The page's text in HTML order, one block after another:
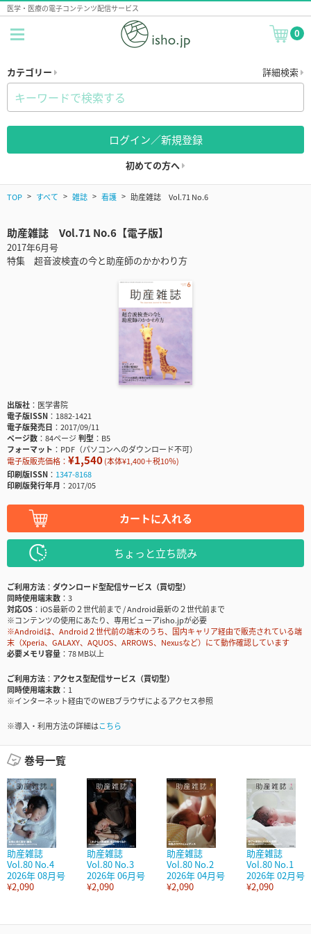
医学・医療の電子コンテンツ配信サービス
0
カテゴリー 詳細検索
ログイン／新規登録
初めての方へ
TOP すべて 雑誌 看護 助産雑誌 Vol.71 No.6
助産雑誌 Vol.71 No.6【電子版】
2017年6月号
特集 超音波検査の今と助産師のかかわり方
出版社
医学書院
電子版ISSN
1882-1421
電子版発売日
2017/09/11
ページ数
84ページ判型
B5
フォーマット
PDF（パソコンへのダウンロード不可）
電子版販売価格： ¥1,540(本体¥1,400＋税10％)
印刷版ISSN
1347-8168
印刷版発行年月
2017/05
カートに入れる
ちょっと立ち読み
ご利用方法
ダウンロード型配信サービス（買切型）
同時使用端末数
3
対応OS
iOS最新の２世代前まで / Android最新の２世代前まで
※コンテンツの使用にあたり、専用ビューアisho.jpが必要
※Androidは、Android２世代前の端末のうち、国内キャリア経由で販売されている端
末（Xperia、GALAXY、AQUOS、ARROWS、Nexusなど）にて動作確認しています
必要メモリ容量
78 MB以上
ご利用方法
アクセス型配信サービス（買切型）
同時使用端末数
1
※インターネット経由でのWEBブラウザによるアクセス参照
※導入・利用方法の詳細はこちら
巻号一覧
助産雑誌
Vol.80 No.4
2026年 08月号
¥2,090
助産雑誌
Vol.80 No.3
2026年 06月号
¥2,090
助産雑誌
Vol.80 No.2
2026年 04月号
¥2,090
助産雑誌
Vol.80 No.1
2026年 02月号
¥2,090